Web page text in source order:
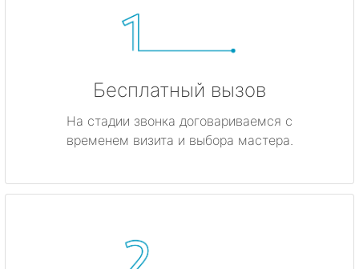
Бесплатный вызов
На стадии звонка договариваемся с
временем визита и выбора мастера.